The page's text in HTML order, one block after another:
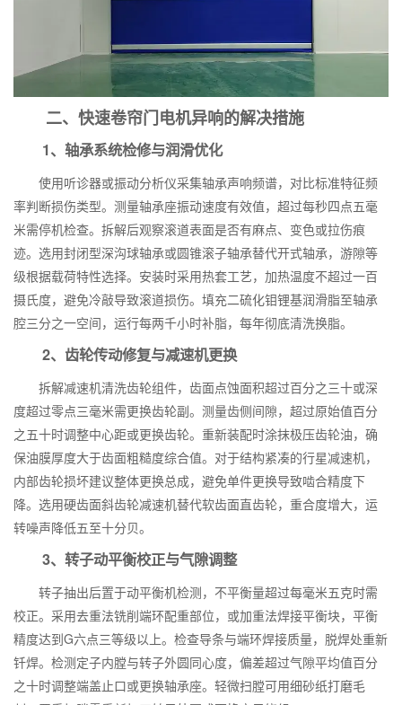
二、快速卷帘门电机异响的解决措施
1、轴承系统检修与润滑优化
使用听诊器或振动分析仪采集轴承声响频谱，对比标准特征频
率判断损伤类型。测量轴承座振动速度有效值，超过每秒四点五毫
米需停机检查。拆解后观察滚道表面是否有麻点、变色或拉伤痕
迹。选用封闭型深沟球轴承或圆锥滚子轴承替代开式轴承，游隙等
级根据载荷特性选择。安装时采用热套工艺，加热温度不超过一百
摄氏度，避免冷敲导致滚道损伤。填充二硫化钼锂基润滑脂至轴承
腔三分之一空间，运行每两千小时补脂，每年彻底清洗换脂。
2、齿轮传动修复与减速机更换
拆解减速机清洗齿轮组件，齿面点蚀面积超过百分之三十或深
度超过零点三毫米需更换齿轮副。测量齿侧间隙，超过原始值百分
之五十时调整中心距或更换齿轮。重新装配时涂抹极压齿轮油，确
保油膜厚度大于齿面粗糙度综合值。对于结构紧凑的行星减速机，
内部齿轮损坏建议整体更换总成，避免单件更换导致啮合精度下
降。选用硬齿面斜齿轮减速机替代软齿面直齿轮，重合度增大，运
转噪声降低五至十分贝。
3、转子动平衡校正与气隙调整
转子抽出后置于动平衡机检测，不平衡量超过每毫米五克时需
校正。采用去重法铣削端环配重部位，或加重法焊接平衡块，平衡
精度达到G六点三等级以上。检查导条与端环焊接质量，脱焊处重新
钎焊。检测定子内膛与转子外圆同心度，偏差超过气隙平均值百分
之十时调整端盖止口或更换轴承座。轻微扫膛可用细砂纸打磨毛